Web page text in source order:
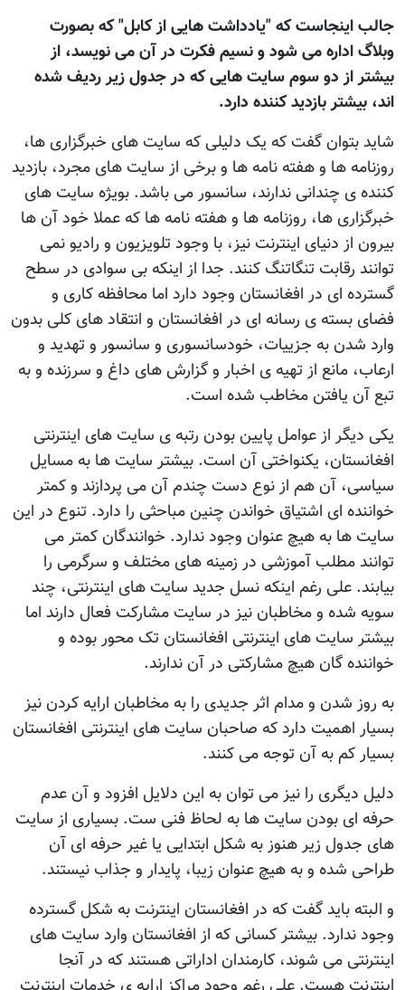
جالب اينجاست که "يادداشت هايی از کابل" که بصورت
وبلاگ اداره می شود و نسيم فکرت در آن می نويسد، از
بيشتر از دو سوم سايت هایی که در جدول زير رديف شده
اند، بيشتر بازديد کننده دارد.
شايد بتوان گفت که يک دليلی که سايت های خبرگزاری ها،
روزنامه ها و هفته نامه ها و برخی از سايت های مجرد، بازديد
کننده ی چندانی ندارند، سانسور می باشد. بويژه سايت های
خبرگزاری ها، روزنامه ها و هفته نامه ها که عملا خود آن ها
بيرون از دنيای اينترنت نيز، با وجود تلويزيون و راديو نمی
توانند رقابت تنگاتنگ کنند. جدا از اينکه بی سوادی در سطح
گسترده ای در افغانستان وجود دارد اما محافظه کاری و
فضای بسته ی رسانه ای در افغانستان و انتقاد های کلی بدون
وارد شدن به جزييات، خودسانسوری و سانسور و تهديد و
ارعاب، مانع از تهيه ی اخبار و گزارش های داغ و سرزنده و به
تبع آن يافتن مخاطب شده است.
يکی ديگر از عوامل پايين بودن رتبه ی سايت های اينترنتی
افغانستان، يکنواختی آن است. بيشتر سايت ها به مسايل
سياسی، آن هم از نوع دست چندم آن می پردازند و کمتر
خواننده ای اشتياق خواندن چنين مباحثی را دارد. تنوع در اين
سايت ها به هيچ عنوان وجود ندارد. خوانندگان کمتر می
توانند مطلب آموزشی در زمينه های مختلف و سرگرمی را
بيابند. علی رغم اينکه نسل جديد سايت های اينترنتی، چند
سویه شده و مخاطبان نيز در سايت مشارکت فعال دارند اما
بيشتر سايت های اينترنتی افغانستان تک محور بوده و
خواننده گان هيچ مشارکتی در آن ندارند.
به روز شدن و مدام اثر جديدی را به مخاطبان ارايه کردن نيز
بسيار اهميت دارد که صاحبان سايت های اينترنتی افغانستان
بسيار کم به آن توجه می کنند.
دليل ديگری را نيز می توان به اين دلايل افزود و آن عدم
حرفه ای بودن سايت ها به لحاظ فنی ست. بسياری از سايت
های جدول زير هنوز به شکل ابتدايی يا غير حرفه ای آن
طراحی شده و به هيچ عنوان زيبا، پايدار و جذاب نيستند.
و البته بايد گفت که در افغانستان اينترنت به شکل گسترده
وجود ندارد. بيشتر کسانی که از افغانستان وارد سايت های
اينترنتی می شوند، کارمندان اداراتی هستند که در آنجا